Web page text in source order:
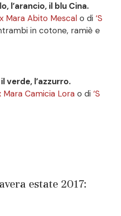
l’arancio, il blu Cina.
Mara Abito Mescal o di ‘S
in cotone, ramiè e
verde, l’azzurro.
Mara Camicia Lora o di ‘S
estate 2017: